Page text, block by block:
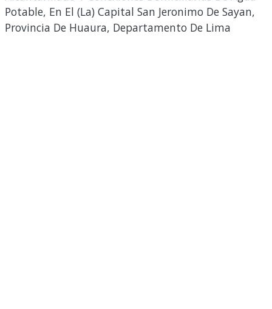
Potable, En El (La) Capital San Jeronimo De Sayan,
Provincia De Huaura, Departamento De Lima